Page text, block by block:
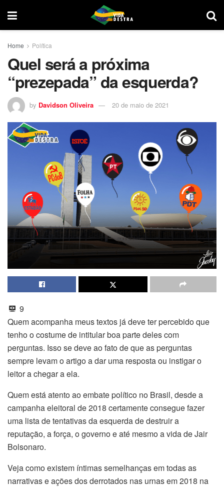
Home Política
Quel será a próxima
“prezepada” da esquerda?
by Davidson Oliveira 20 de maio de 2021
9
Quem acompanha meus textos já deve ter percebido que
tenho o costume de intitular boa parte deles com
perguntas. Isso se deve ao fato de que as perguntas
sempre levam o artigo a dar uma resposta ou instigar o
leitor a chegar a ela.
Quem está atento ao embate político no Brasil, desde a
campanha eleitoral de 2018 certamente consegue fazer
uma lista de tentativas da esquerda de destruir a
reputação, a força, o governo e até mesmo a vida de Jair
Bolsonaro.
Veja como existem íntimas semelhanças em todas as
narrativas e ações dos derrotados nas urnas em 2018 na